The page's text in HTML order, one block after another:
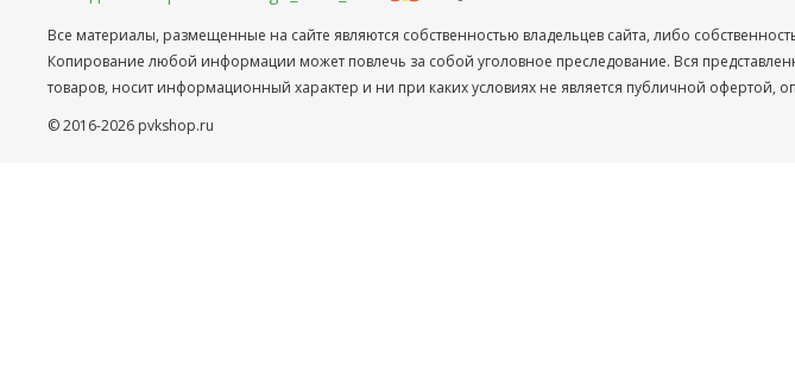
Все материалы, размещенные на сайте являются собственностью владельцев сайта, либо
Копирование любой информации может повлечь за собой уголовное преследование. Вся
товаров, носит информационный характер и ни при каких условиях не является публичной офертой,
© 2016-2026 pvkshop.ru